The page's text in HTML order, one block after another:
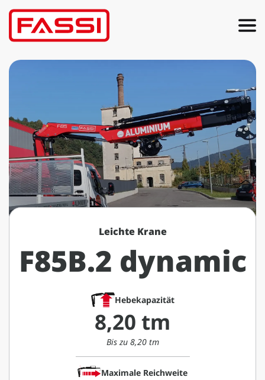
Leichte Krane
F85B.2 dynamic
Hebekapazität
8,20 tm
Bis zu 8,20 tm
Maximale Reichweite